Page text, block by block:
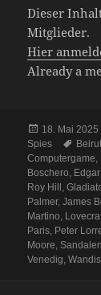
Dieser
Mitglieder.
Hier
Already a
Veröffentlicht
am
18. Mai 2025
Spies
Beirut
Computergame,
Boschero,
Roy Hill ,
Palmer,James
Martino,
Paris, Peter
Moore,
Venedig,